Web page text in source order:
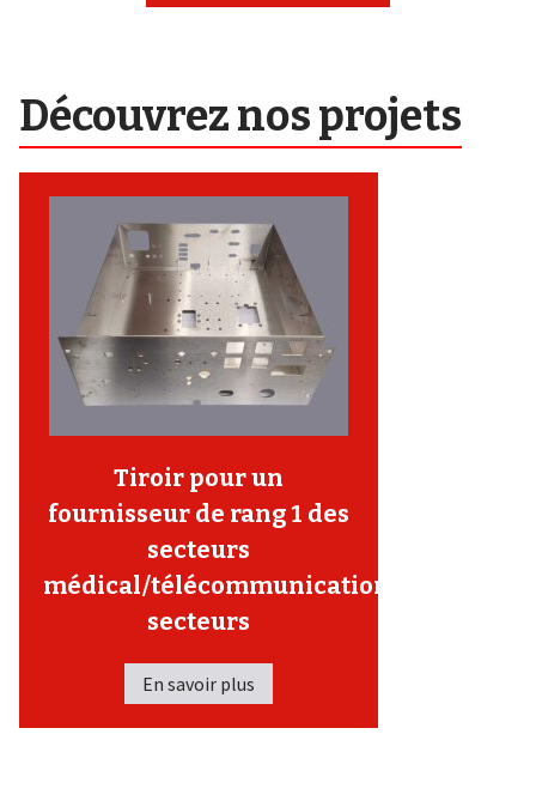
Découvrez nos projets
Tiroir pour un
fournisseur de rang 1 des
secteurs
médical/télécommunication/autres
secteurs
En savoir plus